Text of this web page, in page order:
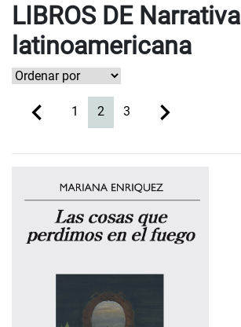
LIBROS DE Narrativa
latinoamericana
1 2 (current)
3